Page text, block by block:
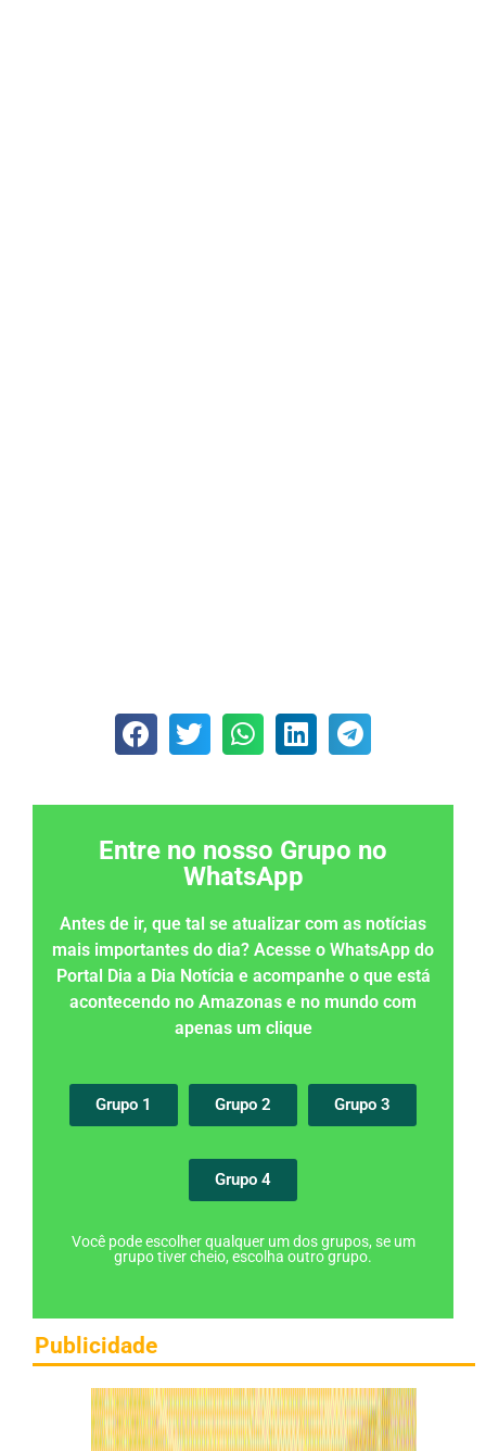
Entre no nosso Grupo no
WhatsApp
Antes de ir, que tal se atualizar com as notícias
mais importantes do dia? Acesse o WhatsApp do
Portal Dia a Dia Notícia e acompanhe o que está
acontecendo no Amazonas e no mundo com
apenas um clique
Grupo 1 Grupo 2 Grupo 3
Grupo 4
Você pode escolher qualquer um dos grupos, se um
grupo tiver cheio, escolha outro grupo.
Publicidade